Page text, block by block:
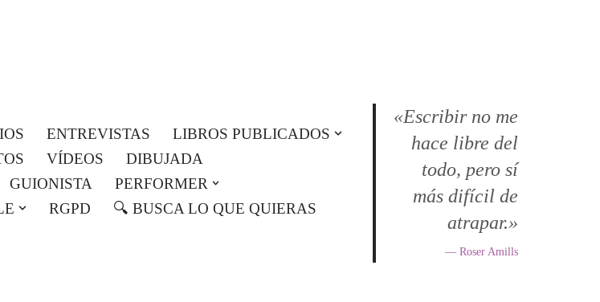
ENTREVISTAS
LIBROS PUBLICADOS
VÍDEOS
DIBUJADA
GUIONISTA
PERFORMER
RGPD
🔍 BUSCA LO QUE QUIERAS
«Escribir no me
hace libre del
todo, pero sí
más difícil de
atrapar.»
— Roser Amills